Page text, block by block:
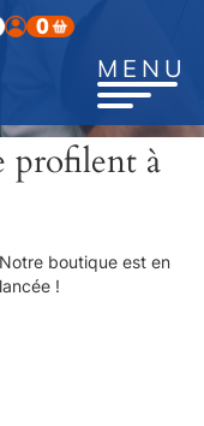
0
MENU
profilent à
boutique est en
!